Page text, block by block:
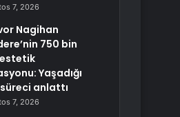
7, 2026
Nagihan
750 bin
estetik
Yaşadığı
anlattı
7, 2026